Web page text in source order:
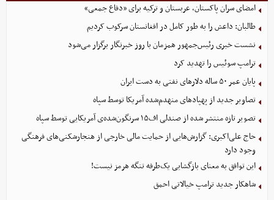
امضای سران پاکستان، عربستان و ترکیه برای «دفاع جمعی»
طالبان: داعش را به طور کامل در افغانستان سرکوب کردیم
نشست خبری رئیس‌جمهور همزمان با روز خبرنگار برگزار می‌شود
ترامپ سوئیس را تهدید کرد
پایان عمر ۵۰ ساله دلارهای نفتی به دست ایران
تصاویر جدید از پهپادهای منهدم‌شده آمریکا توسط سپاه
تصویر تازه منتشر شده از صندلی اف۱۵ سرنگون‌شده‌ی آمریکایی توسط سپاه
حاج علی‌اکبری: گزارش‌هایی از حمایت مالی خارجی از هنجارشکنی‌های فرهنگی
وجود دارد
این توافق به معنای بازگشایی یک‌طرفه تنگه هرمز نیست!
شاهکار جدید ترامپ خیالاتی احمق